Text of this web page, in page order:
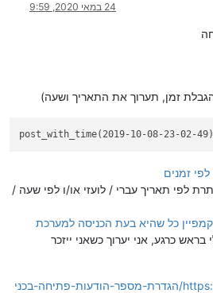
24 במאי 2020, 9:59
זמן, תערוך את התאריך ושעה)
post_with_time(2019-10-08-23-02-
זמנים
לפי תאריך עברי / לועזי או/ו לפי שעה /
כל שהיא בעת הכניסה למערכת
כרגע, אני יערוך כשאני ייזכר
https://f2.freeivr.co.il/topic/356/הגדרת-מספר-הודעות-פתיחה-בכני